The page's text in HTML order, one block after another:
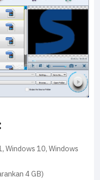
Windows 10, Windows
4 GB)